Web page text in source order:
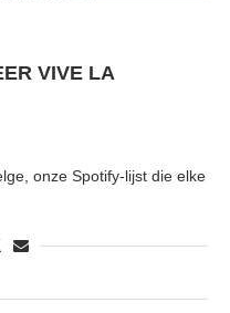
VIVE LA
onze Spotify-lijst die elke